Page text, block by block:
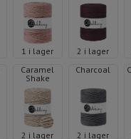
1 i lager 2 i lager
Caramel
Shake
2 i lager
Charcoal
2 i lager